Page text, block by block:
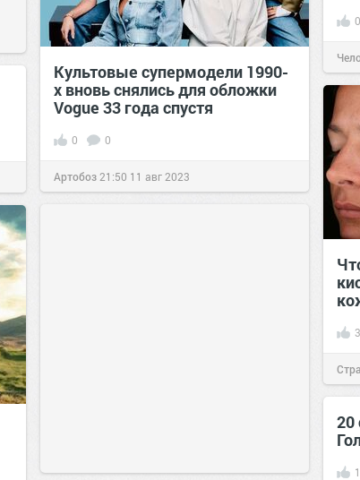
0
Культовые супермодели 1990-
х вновь снялись для обложки
Vogue 33 года спустя
0 0
Артобоз 21:50 11 авг 2023
3
20